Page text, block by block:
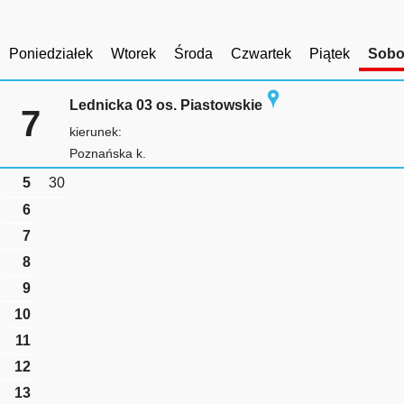
Poniedziałek Wtorek Środa Czwartek Piątek
7 Lednicka 03 os. Piastowskie
kierunek:
Poznańska k.
5
30
6
7
8
9
10
11
12
13